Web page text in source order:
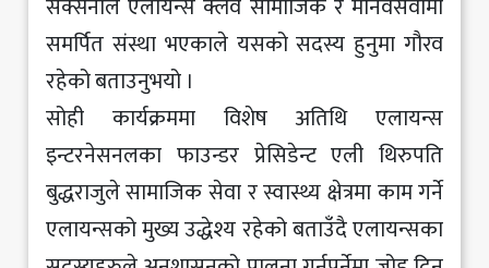
समर्पित संस्था भएकाले यसको सदस्य हुनुमा गौरव
रहेको बताउनुभयो ।
सोही कार्यक्रममा विशेष अतिथि एलायन्स
इन्टरनेसनलका फाउन्डर प्रेसिडेन्ट एली थिरुपति
बुद्धराजुले सामाजिक सेवा र स्वास्थ्य क्षेत्रमा काम गर्ने
एलायन्सको मुख्य उद्धेश्य रहेको बताउँदै एलायन्सका